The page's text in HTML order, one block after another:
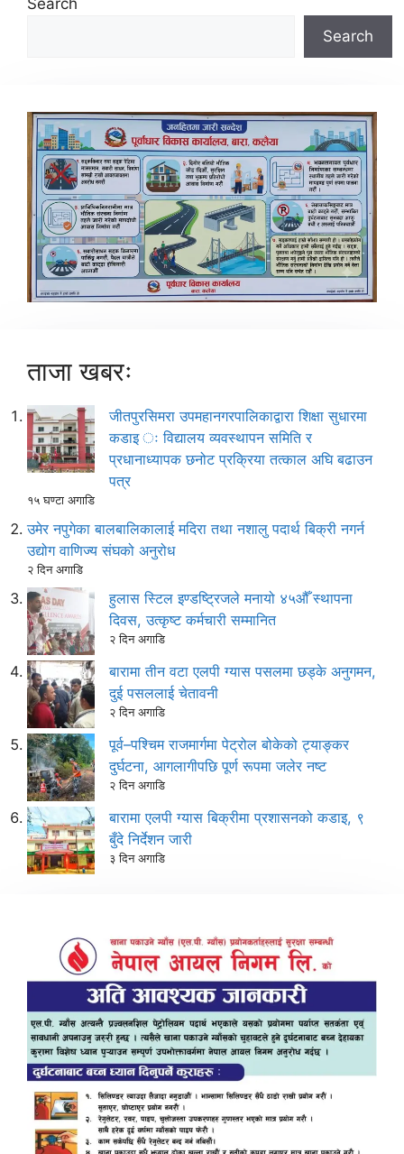
Search
ताजा खबरः
जीतपुरसिमरा उपमहानगरपालिकाद्वारा शिक्षा सुधारमा
कडाइ ः विद्यालय व्यवस्थापन समिति र
प्रधानाध्यापक छनोट प्रक्रिया तत्काल अघि बढाउन
पत्र
१५ घण्टा अगाडि
उमेर नपुगेका बालबालिकालाई मदिरा तथा नशालु पदार्थ बिक्री नगर्न
उद्योग वाणिज्य संघको अनुरोध
२ दिन अगाडि
हुलास स्टिल इण्डष्ट्रिजले मनायो ४५औँ स्थापना
दिवस, उत्कृष्ट कर्मचारी सम्मानित
२ दिन अगाडि
बारामा तीन वटा एलपी ग्यास पसलमा छड्के अनुगमन,
दुई पसललाई चेतावनी
२ दिन अगाडि
पूर्व–पश्चिम राजमार्गमा पेट्रोल बोकेको ट्याङ्कर
दुर्घटना, आगलागीपछि पूर्ण रूपमा जलेर नष्ट
२ दिन अगाडि
बारामा एलपी ग्यास बिक्रीमा प्रशासनको कडाइ, ९
बुँदे निर्देशन जारी
३ दिन अगाडि